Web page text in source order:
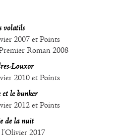
volatils
2007 et Points
Roman 2008
Louxor
2010 et Points
le bunker
2012 et Points
de la nuit
2017